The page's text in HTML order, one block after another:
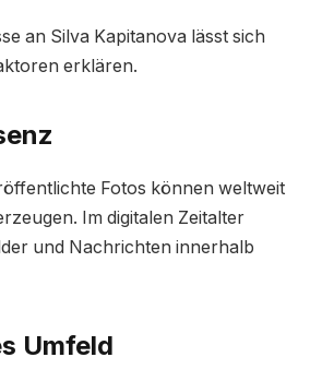
an Silva Kapitanova lässt sich
erklären.
Fotos können weltweit
Im digitalen Zeitalter
und Nachrichten innerhalb
Umfeld